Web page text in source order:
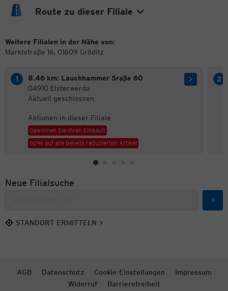
Route zu dieser Filiale
Weitere Filialen in der Nähe von:
Marktstraße 16, 01609 Gröditz
8.46 km: Lauchhammer Sraße 60
04910 Elsterwerda
Aktuell geschlossen
Aktionen in dieser Filiale
Gewinnen Sie Ihren Einkauf!
50% auf alle bereits reduzierten Artikel
Neue Filialsuche
STANDORT ERMITTELN
AGB Datenschutz Cookie-Einstellungen
Impressum
Widerruf
Barrierefreiheit